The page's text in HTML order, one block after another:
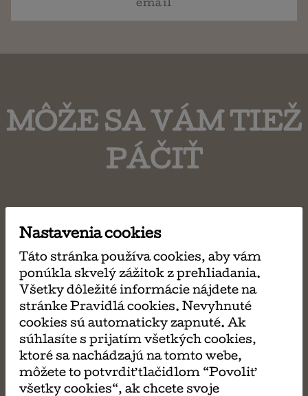
email
MÔŽE SA VÁM TIEŽ
PÁČIŤ
Nastavenia cookies
Táto stránka používa cookies, aby vám
ponúkla skvelý zážitok z prehliadania.
Všetky dôležité informácie nájdete na
stránke Pravidlá cookies. Nevyhnuté
cookies sú automaticky zapnuté. Ak
súhlasíte s prijatím všetkých cookies,
ktoré sa nachádzajú na tomto webe,
môžete to potvrdiť tlačidlom “Povoliť
všetky cookies“, ak chcete svoje